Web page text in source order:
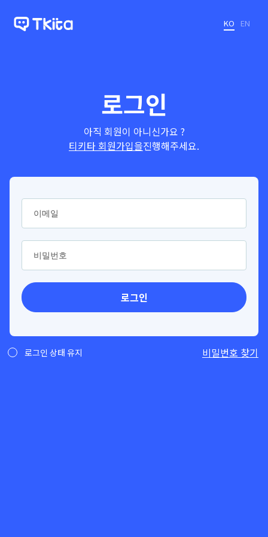
KO EN
로그인
아직 회원이 아니신가요 ?
티키타 회원가입을진행해주세요.
이메일
비밀번호
로그인
로그인 상태 유지 비밀번호 찾기